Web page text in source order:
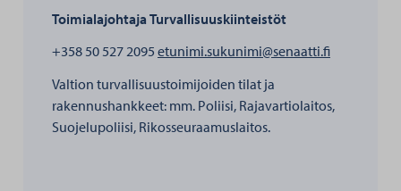
Toimialajohtaja Turvallisuuskiinteistöt
+358 50 527 2095 etunimi.sukunimi@senaatti.fihenkilölle
Valtion turvallisuustoimijoiden tilat ja
rakennushankkeet: mm. Poliisi, Rajavartiolaitos,
Suojelupoliisi, Rikosseuraamuslaitos.